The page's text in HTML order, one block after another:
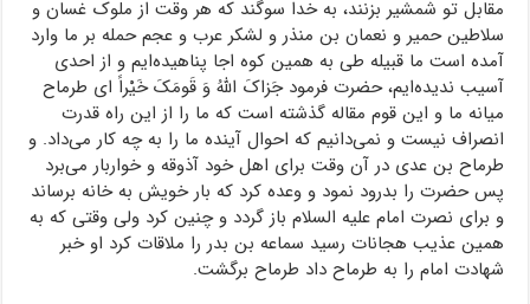
مقابل تو شمشیر بزنند، به خدا سوگند که هر وقت از ملوک غسان و
سلاطین حمیر و نعمان بن منذر و لشکر عرب و عجم حمله بر ما وارد
آمده است ما قبیله طی به همین کوه اجا پناهیده‌ایم و از احدی
آسیب ندیده‌ایم، حضرت فرمود جَزاکَ اللهُ وَ قَومَکَ خَیْراً ای طرماح
میانه ما و این قوم مقاله گذشته است که ما را از این راه قدرت
انصراف نیست و نمی‌دانیم که احوال آینده ما را به چه کار می‌داد. و
طرماح بن عدی در آن وقت برای اهل خود آذوقه و خواربار می‌برد
پس حضرت را بدرود نمود و وعده کرد که بار خویش به خانه برساند
و برای نصرت امام علیه السلام باز گردد و چنین کرد ولی وقتی که به
همین عذیب هجانات رسید سماعه بن بدر را ملاقات کرد او خبر
شهادت امام را به طرماح داد طرماح برگشت.